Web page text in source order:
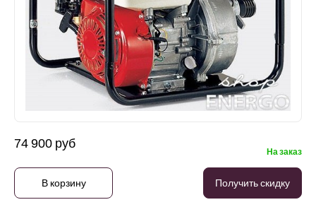
74 900 руб
На заказ
В корзину Получить скидку